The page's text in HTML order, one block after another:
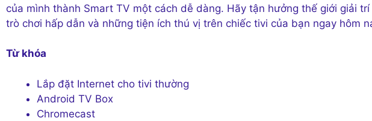
của mình thành Smart TV một cách dễ dàng. Hãy tận hưởng thế giới giải
trò chơi hấp dẫn và những tiện ích thú vị trên chiếc tivi của bạn ngay hôm
Từ khóa
Lắp đặt Internet cho tivi thường
Android TV Box
Chromecast